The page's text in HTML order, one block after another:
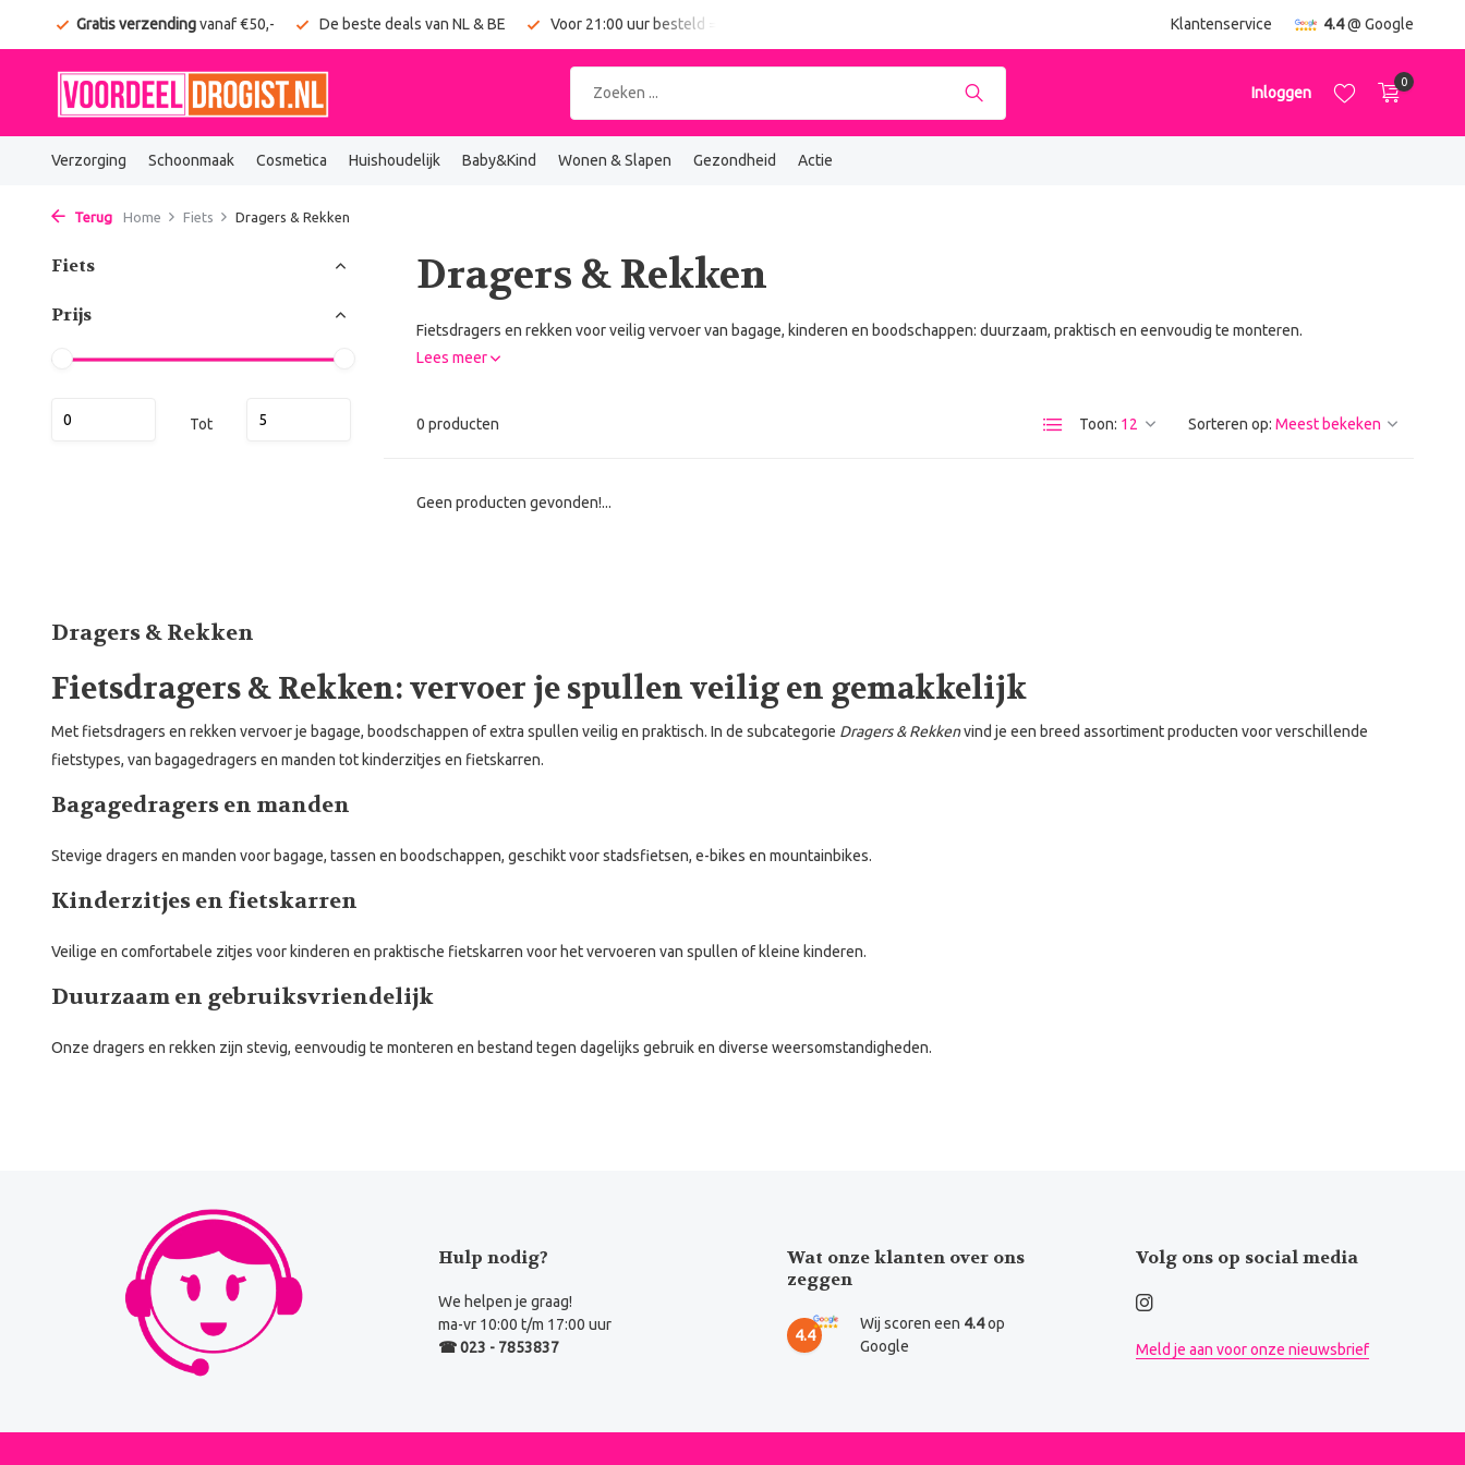
Gratis verzendingvanaf €50,- De beste deals van NL & BE Voor 21:00 uur besteld = vandaag verzonden Klantenservice 4.4@ Google
Inloggen
0
Verzorging Schoonmaak Cosmetica Huishoudelijk Baby&Kind Wonen & Slapen Gezondheid Actie
Terug Home Fiets Dragers & Rekken
Fiets
Prijs
Tot
Dragers & Rekken
Fietsdragers en rekken voor veilig vervoer van bagage, kinderen en boodschappen: duurzaam, praktisch en eenvoudig te monteren.
Lees meer
0 producten Toon: Sorteren op:
Geen producten gevonden!...
Dragers & Rekken
Fietsdragers & Rekken: vervoer je spullen veilig en gemakkelijk
Met fietsdragers en rekken vervoer je bagage, boodschappen of extra spullen veilig en praktisch. In de subcategorie Dragers & Rekkenvind je een breed assortiment producten voor verschillende
fietstypes, van bagagedragers en manden tot kinderzitjes en fietskarren.
Bagagedragers en manden
Stevige dragers en manden voor bagage, tassen en boodschappen, geschikt voor stadsfietsen, e-bikes en mountainbikes.
Kinderzitjes en fietskarren
Veilige en comfortabele zitjes voor kinderen en praktische fietskarren voor het vervoeren van spullen of kleine kinderen.
Duurzaam en gebruiksvriendelijk
Onze dragers en rekken zijn stevig, eenvoudig te monteren en bestand tegen dagelijks gebruik en diverse weersomstandigheden.
Hulp nodig?
We helpen je graag!
ma-vr 10:00 t/m 17:00 uur
☎ 023 - 7853837
Wat onze klanten over ons
zeggen
4.4
Wij scoren een 4.4op
Google
Volg ons op social media
Meld je aan voor onze nieuwsbrief